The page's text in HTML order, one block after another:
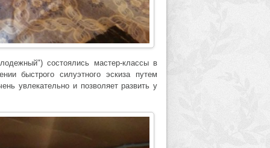
состоялись мастер-классы в
быстрого силуэтного эскиза путем
увлекательно и позволяет развить у